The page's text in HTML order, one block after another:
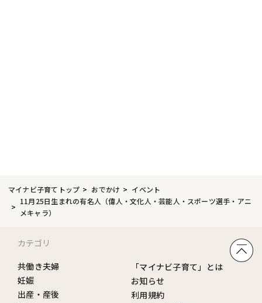
マイナビ子育てトップ おでかけ
イベント
11月25日生まれの有名人（偉人・文化人・芸能人・スポーツ選手・アニ
メキャラ）
カテゴリ
共働き夫婦
妊娠
出産・産後
「マイナビ子育て」とは
お知らせ
利用規約